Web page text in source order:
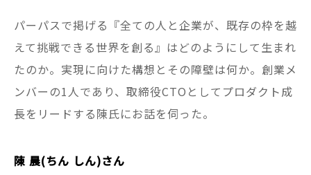
パーパスで掲げる『全ての人と企業が、既存の枠を越
えて挑戦できる世界を創る』はどのようにして生まれ
たのか。実現に向けた構想とその障壁は何か。創業メ
ンバーの1人であり、取締役CTOとしてプロダクト成
長をリードする陳氏にお話を伺った。
陳 晨(ちん しん)さん